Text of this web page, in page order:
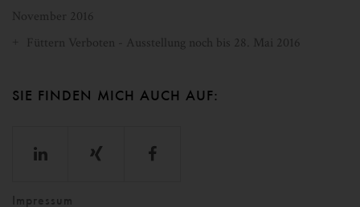
November 2016
Füttern Verboten - Ausstellung noch bis 28. Mai 2016
SIE FINDEN MICH AUCH AUF:
Impressum